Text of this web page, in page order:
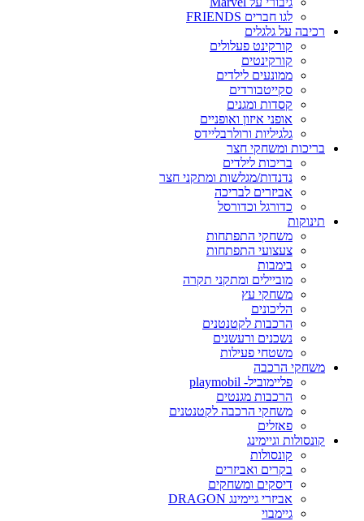
לגו חברים FRIENDS
רכיבה על גלגלים
קורקינט פעלולים
קורקינטים
ממונעים לילדים
סקייטבורדים
קסדות ומגנים
אופני איזון ואופניים
גלגיליות ורולרבליידס
בריכות ומשחקי חצר
בריכות לילדים
נדנדות/מגלשות ומתקני חצר
אביזרים לבריכה
כדורגל וכדורסל
תינוקות
משחקי התפתחות
צעצועי התפתחות
בימבות
מוביילים ומתקני תקרה
משחקי עץ
הליכונים
הרכבות לקטנטנים
נשכנים ורעשנים
משטחי פעילות
משחקי הרכבה
פליימוביל- playmobil
הרכבות מגנטים
משחקי הרכבה לקטנטנים
פאזלים
קונסולות וגיימינג
קונסולות
בקרים ואביזרים
דיסקים ומשחקים
אביזרי גיימינג DRAGON
גיימבוי